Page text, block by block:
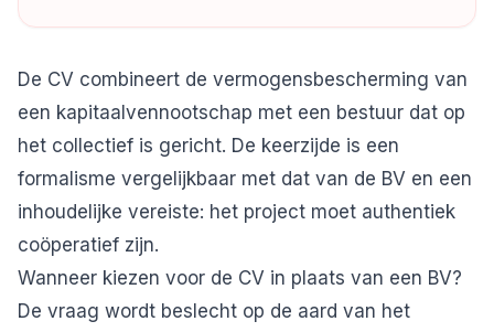
De CV combineert de vermogensbescherming van
een kapitaalvennootschap met een bestuur dat op
het collectief is gericht. De keerzijde is een
formalisme vergelijkbaar met dat van de BV en een
inhoudelijke vereiste: het project moet authentiek
coöperatief zijn.
Wanneer kiezen voor de CV in plaats van een BV?
De vraag wordt beslecht op de aard van het